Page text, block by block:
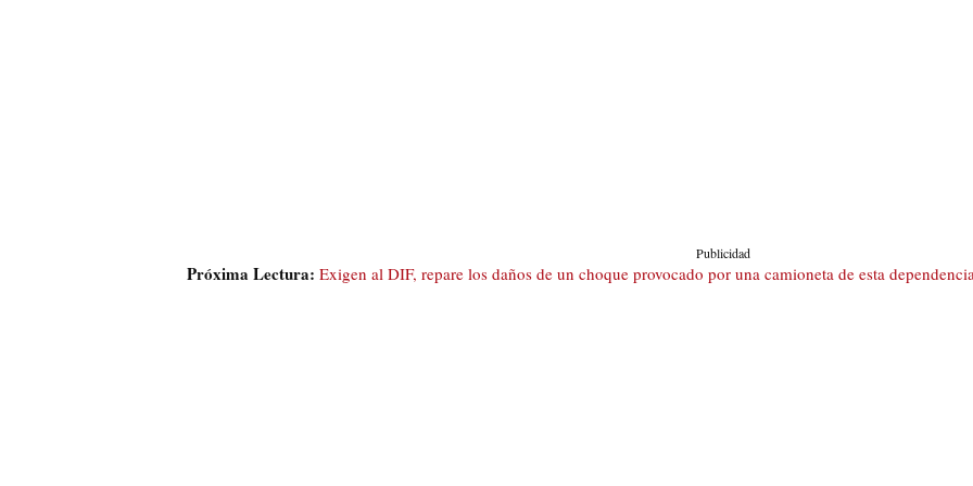
Publicidad
Próxima Lectura: Exigen al DIF, repare los daños de un choque provocado por una camioneta de esta